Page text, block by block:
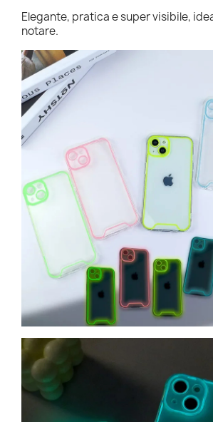
Elegante, pratica e super visibile,
notare.